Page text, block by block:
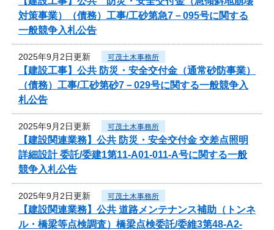
対策事業）（債務）工事/工砂第急7－095号に関する
一般競争入札公告
2025年9月2日更新 可茂土木事務所
【建設工事】公共 防災・安全交付金（通常砂防事業）
（債務）工事/工砂第砂7－029号に関する一般競争入
札公告
2025年9月2日更新 可茂土木事務所
【建設関連業務】公共 防災・安全交付金 交差点照明
詳細設計 委託/委建1第11-A01-011-A号に関する一般
競争入札公告
2025年9月2日更新 可茂土木事務所
【建設関連業務】公共 道路メンテナンス補助（トンネ
ル・橋梁等点検調査）橋梁点検委託/委維3第48-A2-